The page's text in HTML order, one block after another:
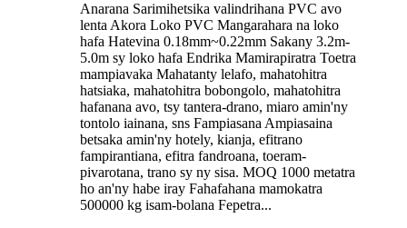
Anarana Sarimihetsika valindrihana PVC avo
lenta Akora Loko PVC Mangarahara na loko
hafa Hatevina 0.18mm~0.22mm Sakany 3.2m-
5.0m sy loko hafa Endrika Mamirapiratra Toetra
mampiavaka Mahatanty lelafo, mahatohitra
hatsiaka, mahatohitra bobongolo, mahatohitra
hafanana avo, tsy tantera-drano, miaro amin'ny
tontolo iainana, sns Fampiasana Ampiasaina
betsaka amin'ny hotely, kianja, efitrano
fampirantiana, efitra fandroana, toeram-
pivarotana, trano sy ny sisa. MOQ 1000 metatra
ho an'ny habe iray Fahafahana mamokatra
500000 kg isam-bolana Fepetra...